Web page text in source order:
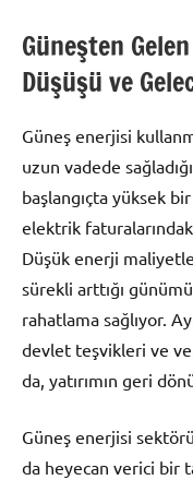
Güneşten
Düşüşü ve
Güneş enerjisi
uzun vadede
başlangıçta yüksek
elektrik
Düşük enerji
sürekli arttığı
rahatlama sağlıyor.
devlet teşvikleri ve
da, yatırımın geri
Güneş enerjisi
da heyecan verici bir